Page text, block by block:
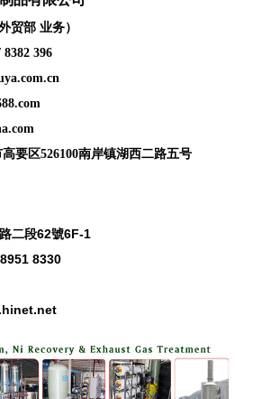
贸部 业务）
8382 396
要区526100南岸镇湖西二路五号
二段62號6F-1
8330